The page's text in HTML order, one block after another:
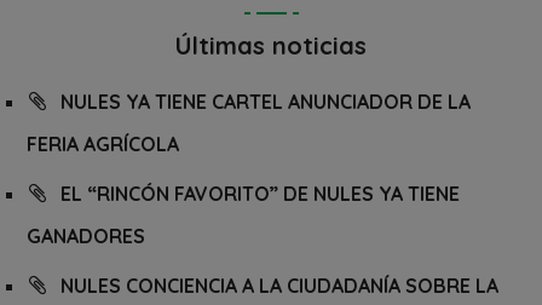
Últimas noticias
NULES YA TIENE CARTEL ANUNCIADOR DE LA
FERIA AGRÍCOLA
EL “RINCÓN FAVORITO” DE NULES YA TIENE
GANADORES
NULES CONCIENCIA A LA CIUDADANÍA SOBRE LA